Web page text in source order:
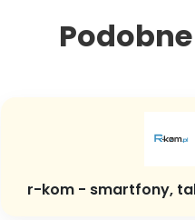
r-kom - smartfony,